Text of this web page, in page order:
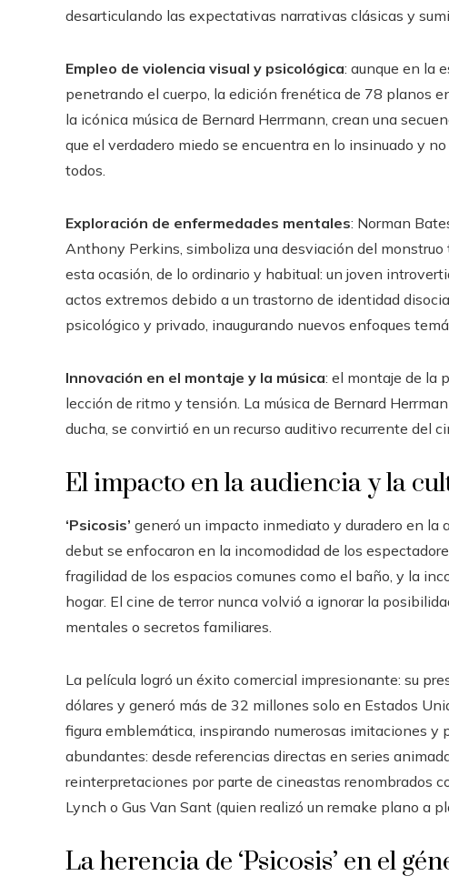
desarticulando las expectativas narrativas clásicas y
Empleo de violencia visual y psicológica: aunque en la
penetrando el cuerpo, la edición frenética de 78 planos
la icónica música de Bernard Herrmann, crean una
que el verdadero miedo se encuentra en lo insinuado y
todos.
Exploración de enfermedades mentales: Norman
Anthony Perkins, simboliza una desviación del
esta ocasión, de lo ordinario y habitual: un joven
actos extremos debido a un trastorno de identidad
psicológico y privado, inaugurando nuevos enfoques
Innovación en el montaje y la música: el montaje de la
lección de ritmo y tensión. La música de Bernard
ducha, se convirtió en un recurso auditivo recurrente del
El impacto en la audiencia y la
‘Psicosis’ generó un impacto inmediato y duradero en la
debut se enfocaron en la incomodidad de los
fragilidad de los espacios comunes como el baño, y la
hogar. El cine de terror nunca volvió a ignorar la
mentales o secretos familiares.
La película logró un éxito comercial impresionante: su
dólares y generó más de 32 millones solo en Estados
figura emblemática, inspirando numerosas imitaciones y
abundantes: desde referencias directas en series
reinterpretaciones por parte de cineastas renombrados
Lynch o Gus Van Sant (quien realizó un remake plano a
La herencia de ‘Psicosis’ en el